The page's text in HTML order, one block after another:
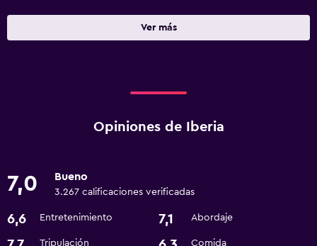
Ver más
Opiniones de Iberia
7,0 Bueno
3.267 calificaciones verificadas
6,6 Entretenimiento 7,1 Abordaje
Tripulación Comida